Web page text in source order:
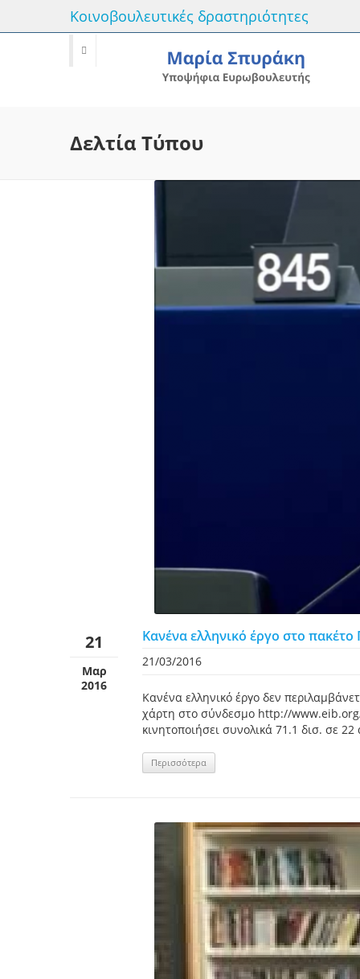
Κοινοβουλευτικές δραστηριότητες
Δελτία Τύπου
21
Μαρ
2016
Κανένα ελληνικό έργο στο πακέτο
21/03/2016
Κανένα ελληνικό έργο δεν
χάρτη στο σύνδεσμο http://www.eib.org/
κινητοποιήσει συνολικά 71.1 δισ. σε
Περισσότερα